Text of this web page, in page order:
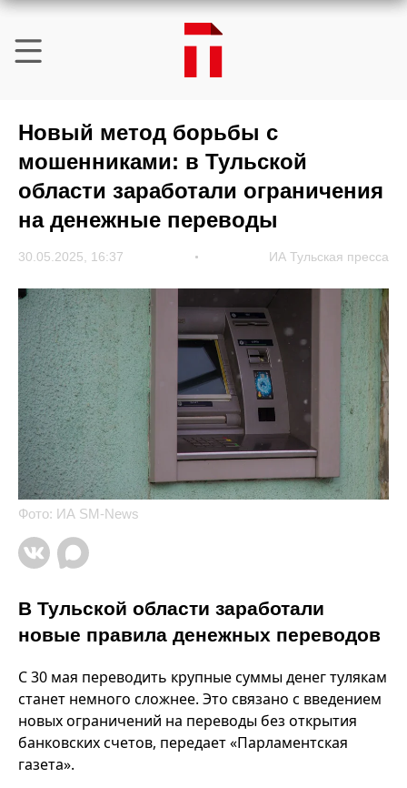
Новый метод борьбы с
мошенниками: в Тульской
области заработали ограничения
на денежные переводы
30.05.2025, 16:37 ИА Тульская пресса
Фото: ИА SM-News
В Тульской области заработали
новые правила денежных переводов
С 30 мая переводить крупные суммы денег тулякам
станет немного сложнее. Это связано с введением
новых ограничений на переводы без открытия
банковских счетов, передает «Парламентская
газета».